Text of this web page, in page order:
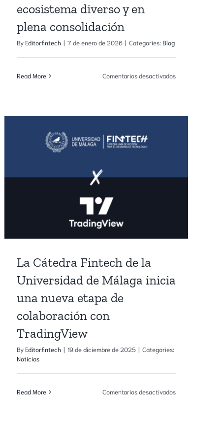
ecosistema diverso y en
plena consolidación
ByEditorfintech | 7 de enero de 2026 | Categories: Blog
Read More Comentarios desactivadosen
consolidación
La Cátedra Fintech de la
Universidad de Málaga inicia
una nueva etapa de
colaboración con
TradingView
ByEditorfintech | 19 de diciembre de 2025 | Categories:
Noticias
Read More Comentarios desactivadosen